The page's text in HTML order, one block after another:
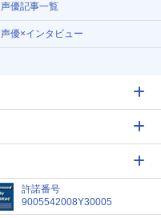
声優記事一覧
声優×インタビュー
許諾番号
9005542008Y30005